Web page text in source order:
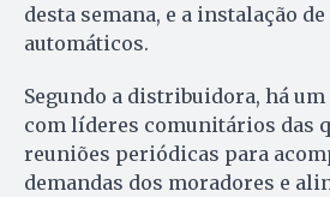
desta semana, e a instalação
automáticos.
Segundo a distribuidora, há
com líderes comunitários das
reuniões periódicas para
demandas dos moradores e